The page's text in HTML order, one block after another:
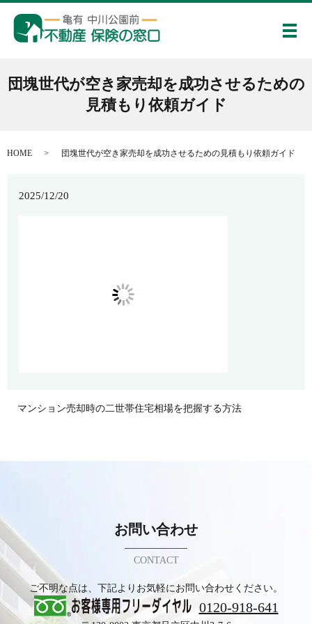
メ
団塊世代が空き家売却を成功させるための
見積もり依頼ガイド
HOME 団塊世代が空き家売却を成功させるための見積もり依頼ガイド
2025/12/20
マンション売却時の二世帯住宅相場を把握する方法
お問い合わせ
CONTACT
ご不明な点は、下記よりお気軽にお問い合わせください。
0120-918-641